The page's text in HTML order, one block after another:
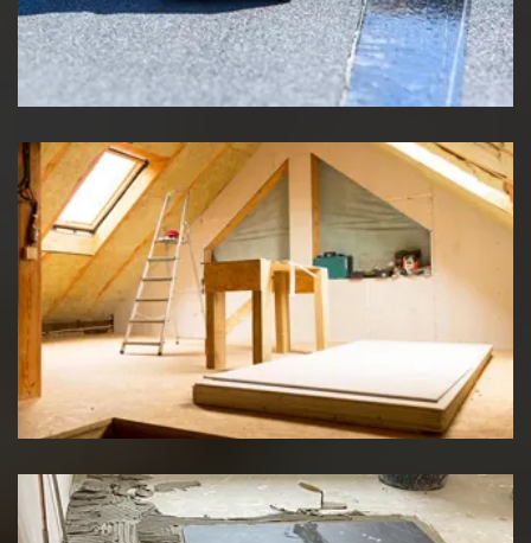
Etancheité de toiture
Travaux d'isolation